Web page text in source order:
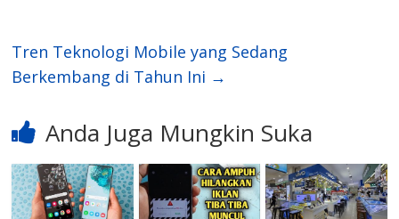
Tren Teknologi Mobile yang Sedang
Berkembang di Tahun Ini →
Anda Juga Mungkin Suka